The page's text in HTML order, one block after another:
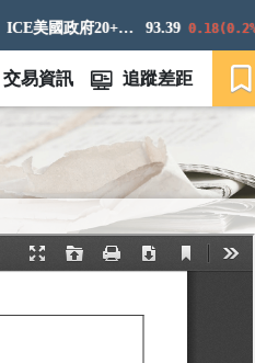
ICE美國政府20+年期債券指數 93.39 0.18(0.2%)
交易資訊 追蹤差距